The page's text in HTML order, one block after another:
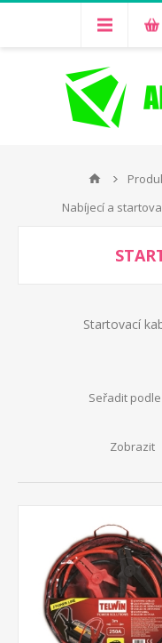
Nabíjecí a
Startovací
Seřadit podle
Zobrazit